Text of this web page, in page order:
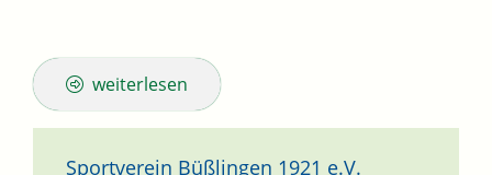
weiterlesen
Sportverein Büßlingen 1921 e.V.